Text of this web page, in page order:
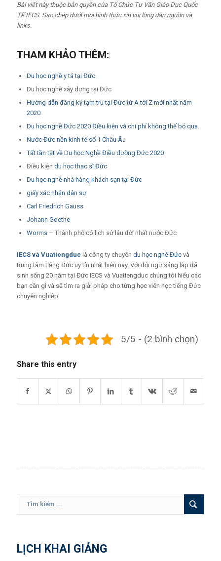
Bài viết này thuộc bản quyền của Tổ Chức Tư Vấn Giáo Dục Quốc
Tế IECS. Sao chép dưới mọi hình thức xin vui lòng dẫn nguồn và
links.
THAM KHẢO THÊM:
Du học nghề y tá tại Đức
Du học nghề xây dựng tại Đức
Hướng dẫn đăng ký tạm trú tại Đức từ A tới Z mới nhất năm
2020
Du học nghề Đức 2020 Điều kiện và chi phí không thể bỏ qua.
Nước Đức nền kinh tế số 1 Châu Âu
Tất tần tật về Du học Nghề Điều dưỡng Đức 2020
Điều kiện du học thạc sĩ Đức
Du học nghề nhà hàng khách sạn tại Đức
giấy xác nhận dân sự
Carl Friedrich Gauss
Johann Goethe
Worms– Thành phố có lịch sử lâu đời nhất nước Đức
IECSvà Vuatiengduc là công ty chuyên du học nghề Đứcvà
trung tâm tiếng Đức uy tín nhất hiện nay. Với đội ngữ sáng lập đã
sinh sống 20 năm tại Đức IECS và Vuatiengduc chúng tôi hiểu các
bạn cần gì và sẽ tìm ra giải pháp cho từng học viên học tiếng Đức
chuyên nghiệp
5/5 - (2 bình chọn)
Share this entry
LỊCH KHAI GIẢNG